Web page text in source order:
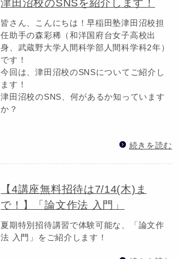
津田沼校のSNSを紹介します！
皆さん、こんにちは！早稲田塾津田沼校担
任助手の森彩稀（和洋国府台女子高校出
身、武蔵野大学人間科学部人間科学科2年）
です！
今回は、津田沼校のSNSについてご紹介し
ます！
津田沼校のSNS、何があるか知っています
か？
続きを読む
【4講座無料招待は7/14(木)ま
で！】「論文作法 入門」
夏期特別招待講習で体験可能な、「論文作
法 入門」をご紹介します！